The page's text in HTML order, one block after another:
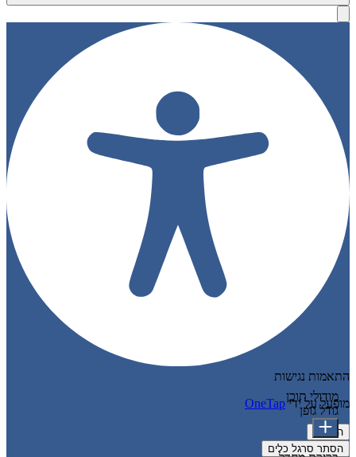
התאמות נגישות
מופעל על ידי OneTap
הצהרה
הסתר סרגל כלים
מודולי תוכן
גודל גופן